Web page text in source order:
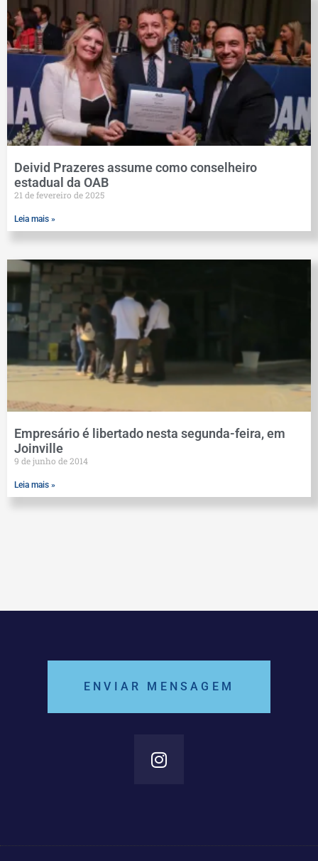
Deivid Prazeres assume como conselheiro
estadual da OAB
21 de fevereiro de 2025
Leia mais »
Empresário é libertado nesta segunda-feira, em
Joinville
9 de junho de 2014
Leia mais »
ENVIAR MENSAGEM